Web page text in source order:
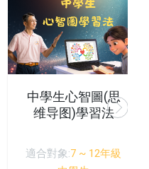
中學生心智圖(思
维导图)學習法
適合對象:7 ~ 12年級